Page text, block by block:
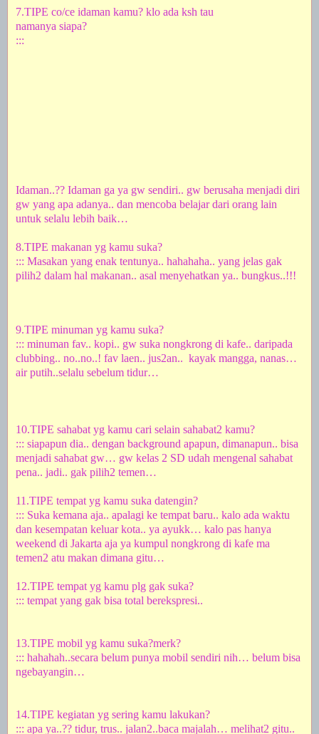
7.TIPE co/ce idaman kamu? klo ada ksh tau
namanya siapa?
:::
Idaman..?? Idaman ga ya gw sendiri.. gw berusaha menjadi diri
gw yang apa adanya.. dan mencoba belajar dari orang lain
untuk selalu lebih baik…
8.TIPE makanan yg kamu suka?
::: Masakan yang enak tentunya.. hahahaha.. yang jelas gak
pilih2 dalam hal makanan.. asal menyehatkan ya.. bungkus..!!!
9.TIPE minuman yg kamu suka?
::: minuman fav.. kopi.. gw suka nongkrong di kafe.. daripada
clubbing.. no..no..! fav laen.. jus2an.. kayak mangga, nanas…
air putih..selalu sebelum tidur…
10.TIPE sahabat yg kamu cari selain sahabat2 kamu?
::: siapapun dia.. dengan background apapun, dimanapun.. bisa
menjadi sahabat gw… gw kelas 2 SD udah mengenal sahabat
pena.. jadi.. gak pilih2 temen…
11.TIPE tempat yg kamu suka datengin?
::: Suka kemana aja.. apalagi ke tempat baru.. kalo ada waktu
dan kesempatan keluarkota.. ya ayukk… kalo pas hanya
weekend di Jakarta aja ya kumpul nongkrong di kafe ma
temen2 atu makan dimana gitu…
12.TIPE tempat yg kamu plg gak suka?
::: tempat yang gak bisa total berekspresi..
13.TIPE mobil yg kamu suka?merk?
::: hahahah..secara belum punya mobil sendiri nih… belum bisa
ngebayangin…
14.TIPE kegiatan yg sering kamu lakukan?
::: apa ya..?? tidur, trus.. jalan2..baca majalah… melihat2 gitu..